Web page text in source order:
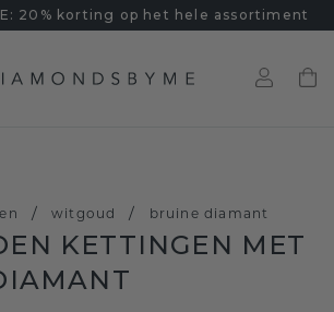
20% korting op het hele assortiment
/ witgoud / bruine diamant
KETTINGEN MET